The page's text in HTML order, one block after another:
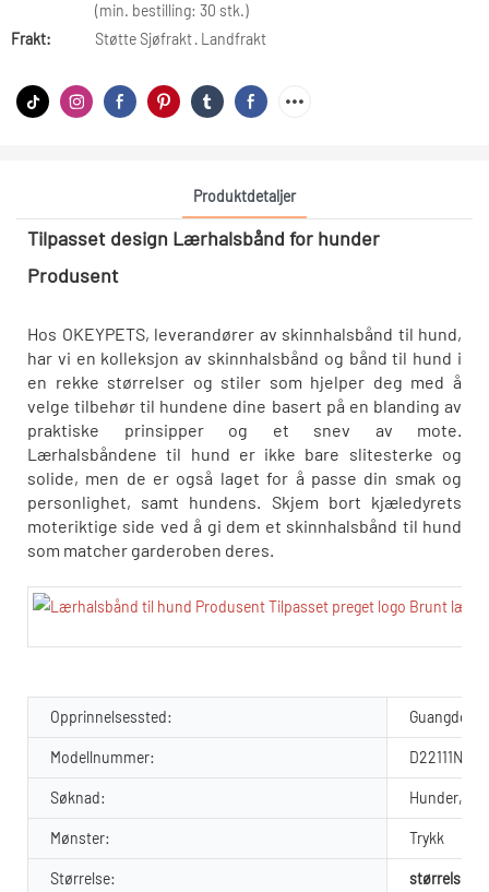
(min. bestilling: 30 stk.)
Frakt:
Støtte Sjøfrakt · Landfrakt
Produktdetaljer
Tilpasset design Lærhalsbånd for hunder
Produsent
Hos OKEYPETS, leverandører av skinnhalsbånd til hund,
har vi en kolleksjon av skinnhalsbånd og bånd til hund i
en rekke størrelser og stiler som hjelper deg med å
velge tilbehør til hundene dine basert på en blanding av
praktiske prinsipper og et snev av mote.
Lærhalsbåndene til hund er ikke bare slitesterke og
solide, men de er også laget for å passe din smak og
personlighet, samt hundens. Skjem bort kjæledyrets
moteriktige side ved å gi dem et skinnhalsbånd til hund
som matcher garderoben deres.
Opprinnelsessted:
Modellnummer: D22111N09
Søknad: Hunder,
Mønster: Trykk
Størrelse: størrelsen